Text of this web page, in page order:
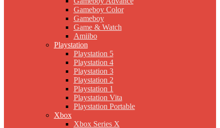
Gameboy Color
Gameboy
Game & Watch
Amiibo
Playstation
Playstation 5
Playstation 4
Playstation 3
Playstation 2
Playstation 1
Playstation Vita
Playstation Portable
Xbox
Xbox Series X